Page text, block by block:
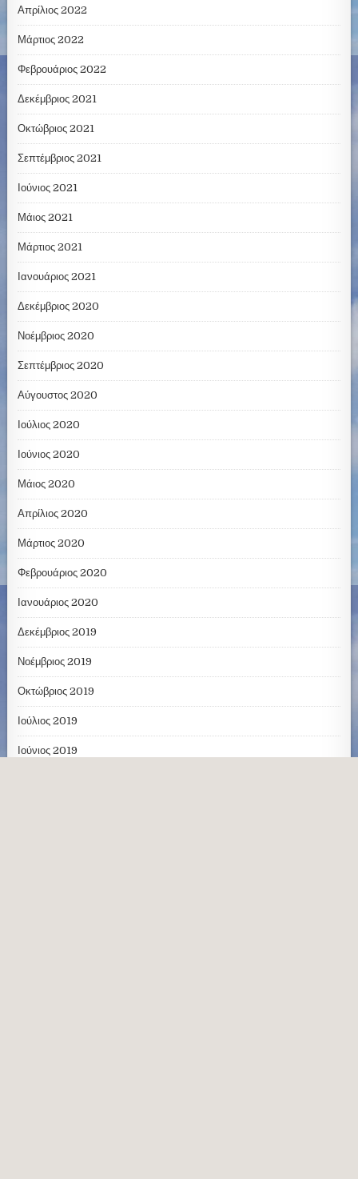
Απρίλιος 2022
Μάρτιος 2022
Φεβρουάριος 2022
Δεκέμβριος 2021
Οκτώβριος 2021
Σεπτέμβριος 2021
Ιούνιος 2021
Μάιος 2021
Μάρτιος 2021
Ιανουάριος 2021
Δεκέμβριος 2020
Νοέμβριος 2020
Σεπτέμβριος 2020
Αύγουστος 2020
Ιούλιος 2020
Ιούνιος 2020
Μάιος 2020
Απρίλιος 2020
Μάρτιος 2020
Φεβρουάριος 2020
Ιανουάριος 2020
Δεκέμβριος 2019
Νοέμβριος 2019
Οκτώβριος 2019
Ιούλιος 2019
Ιούνιος 2019